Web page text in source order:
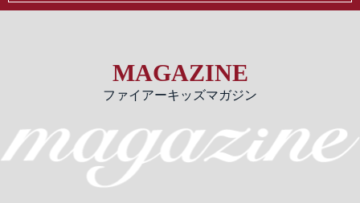
MAGAZINE
ファイアーキッズマガジン